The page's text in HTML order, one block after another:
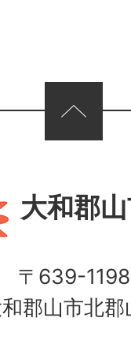
大和郡
〒639-1198
郡山市北